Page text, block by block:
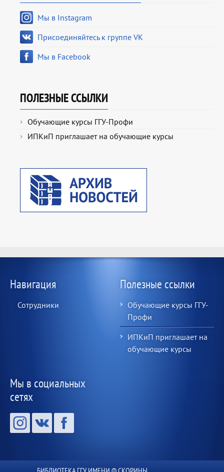
Мы в Instagram
Присоединяйтесь к группе VK
Мы в Facebook
ПОЛЕЗНЫЕ ССЫЛКИ
Обучающие курсы ГГУ-Профи
ИПКиП приглашает на обучающие курсы
Навигация
Сотрудники
Полезные ссылки
Обучающие курсы ГГУ-
Профи
ИПКиП приглашает на
обучающие курсы
Мы в социальных
сетях